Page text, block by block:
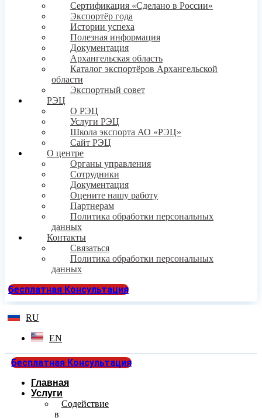
Сертификация «Сделано в России»
Экспортёр года
Истории успеха
Полезная информация
Документация
Архангельская область
Каталог экспортёров Архангельской
области
Экспортный совет
РЭЦ
О РЭЦ
Услуги РЭЦ
Школа экспорта АО «РЭЦ»
Сайт РЭЦ
О центре
Органы управления
Сотрудники
Документация
Оцените нашу работу
Партнерам
Политика обработки персональных
данных
Контакты
Связаться
Политика обработки персональных
данных
Бесплатная Консультация
RU
EN
Бесплатная Консультация
Главная
Услуги
Содействие
в